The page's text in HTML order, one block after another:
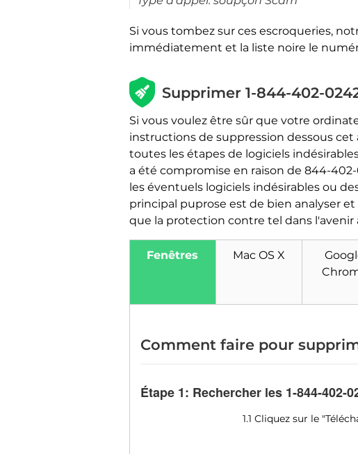
Si vous tombez sur ces escroqueries,
immédiatement et la liste noire le
Supprimer 1-844-402-
Si vous voulez être sûr que votre
instructions de suppression dessous
toutes les étapes de logiciels
a été compromise en raison de 844-
les éventuels logiciels indésirables ou
principal puprose est de bien analyser
que la protection contre tel dans l'avenir
Fenêtres Mac OS X
Comment faire pour
Étape 1: Rechercher les 1-844-402-
1.1 Cliquez sur le